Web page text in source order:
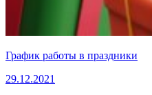
График работы в праздники
29.12.2021